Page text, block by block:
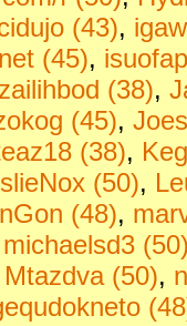
(43),
(45),
(38),
(45),
(38),
(50),
(48),
michaelsd3
Mtazdva (50),